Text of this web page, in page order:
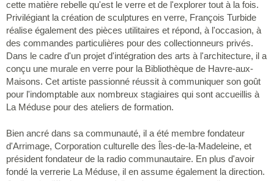
cette matière rebelle qu'est le verre et de l'explorer tout à la fois.
Privilégiant la création de sculptures en verre, François Turbide
réalise également des pièces utilitaires et répond, à l'occasion, à
des commandes particulières pour des collectionneurs privés.
Dans le cadre d'un projet d'intégration des arts à l'architecture, il a
conçu une murale en verre pour la Bibliothèque de Havre-aux-
Maisons. Cet artiste passionné réussit à communiquer son goût
pour l'indomptable aux nombreux stagiaires qui sont accueillis à
La Méduse pour des ateliers de formation.
Bien ancré dans sa communauté, il a été membre fondateur
d'Arrimage, Corporation culturelle des Îles-de-la-Madeleine, et
président fondateur de la radio communautaire. En plus d'avoir
fondé la verrerie La Méduse, il en assume également la direction.